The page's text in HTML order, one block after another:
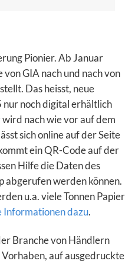
Pionier. Ab Januar
GIA nach und nach von
Das heisst, neue
noch digital erhältlich
wird nach wie vor auf dem
sich online auf der Seite
ein QR-Code auf der
Hilfe die Daten des
abgerufen werden können.
u.a. viele Tonnen Papier
Informationen dazu.
Branche von Händlern
auf ausgedruckte